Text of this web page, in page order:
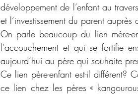
développement de l’enfant au
et l’investissement du parent
On parle beaucoup du lien mère-
l'accouchement et qui se fortifie
aujourd’hui au père qui souhaite
Ce lien père-enfant est-il différent?
ce lien chez les pères «